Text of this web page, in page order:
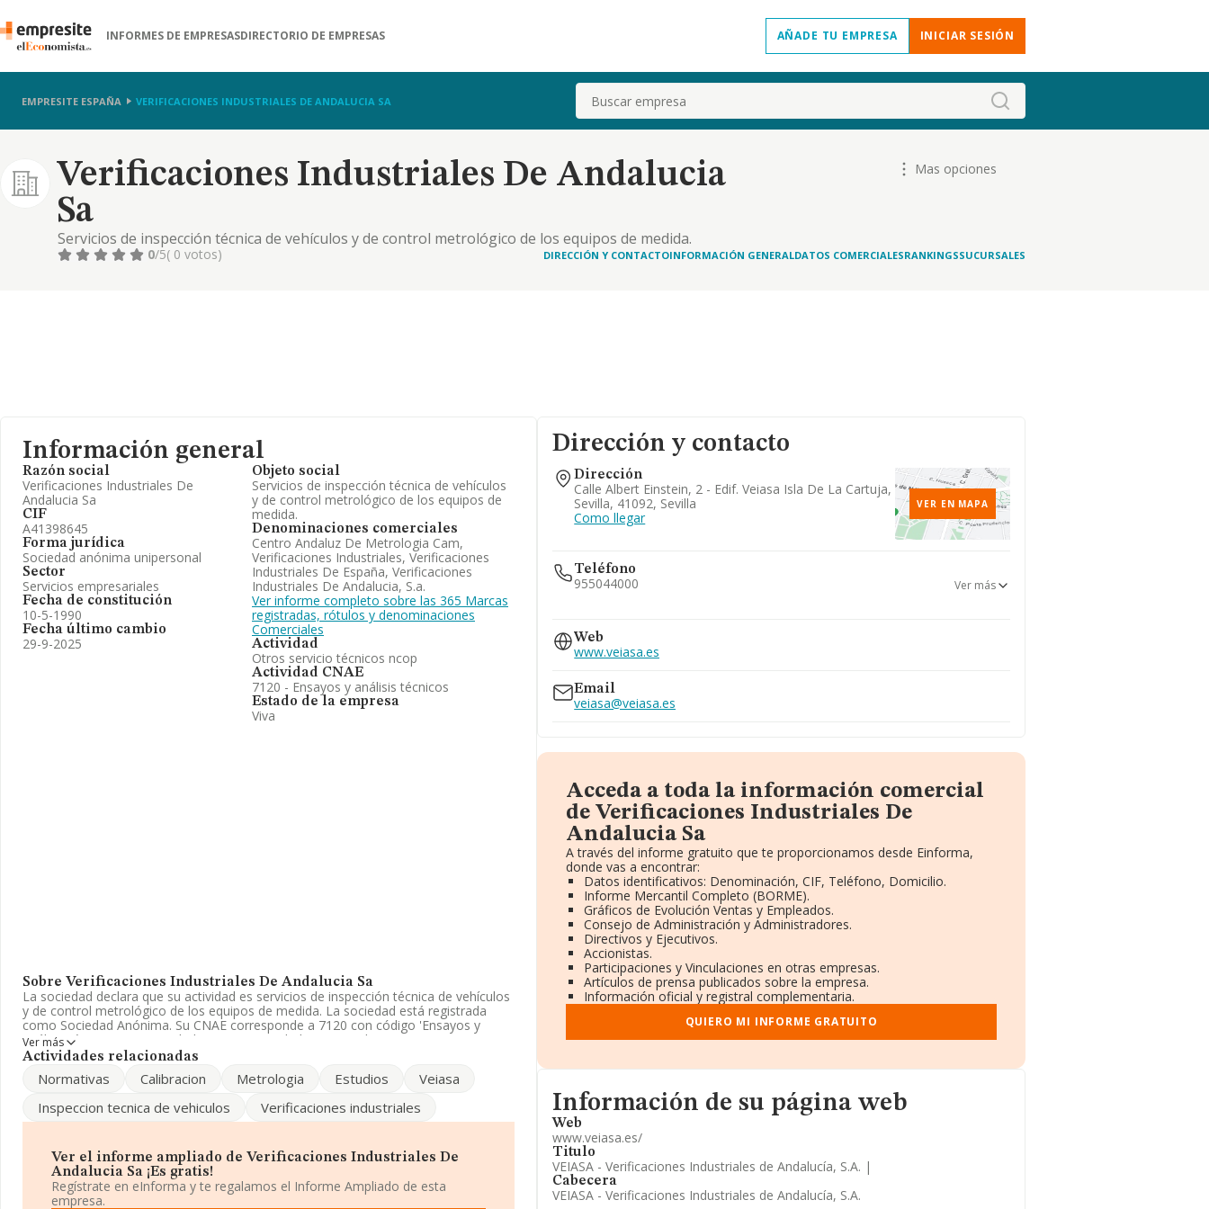
INFORMES DE EMPRESASDIRECTORIO DE EMPRESAS AÑADE TU EMPRESA INICIAR SESIÓN
EMPRESITE ESPAÑA VERIFICACIONES INDUSTRIALES DE ANDALUCIA SA Buscar
Verificaciones Industriales De Andalucia
Sa
Servicios de inspección técnica de vehículos y de control metrológico de los equipos de medida.
Mas opciones
0/5( 0 votos) DIRECCIÓN Y CONTACTOINFORMACIÓN GENERALDATOS COMERCIALESRANKINGSSUCURSALES
Información general
Razón social
Verificaciones Industriales De
Andalucia Sa
CIF
A41398645
Forma jurídica
Sociedad anónima unipersonal
Sector
Servicios empresariales
Fecha de constitución
10-5-1990
Fecha último cambio
29-9-2025
Objeto social
Servicios de inspección técnica de vehículos
y de control metrológico de los equipos de
medida.
Denominaciones comerciales
Centro Andaluz De Metrologia Cam,
Verificaciones Industriales, Verificaciones
Industriales De España, Verificaciones
Industriales De Andalucia, S.a.
Ver informe completo sobre las 365 Marcas
registradas, rótulos y denominaciones
Comerciales
Actividad
Otros servicio técnicos ncop
Actividad CNAE
7120 - Ensayos y análisis técnicos
Estado de la empresa
Viva
Sobre Verificaciones Industriales De Andalucia Sa
La sociedad declara que su actividad es servicios de inspección técnica de vehículos
y de control metrológico de los equipos de medida. La sociedad está registrada
como Sociedad Anónima. Su CNAE corresponde a 7120 con código 'Ensayos y
análisis técnicos'. La sociedad no tiene actividad en mercados exteriores.
disponible en INFORMA, ha dispuesto de un número de empleados por encima de
Dentro del ranking de empresas elaborado por INFORMA, atendiendo a los niveles
posición de líder en el ranking de sectores, instalándose en el puesto 1. El ranking
coloca la empresa antes deApplus Iteuve Technology S.L
. En el ranking nacional, ha retrocedido 258 puestos, pasando de la posición
2.240 a 2.498. Se encuentran en una mejor posición las siguientes empresas:
Ver más
Actividades relacionadas
Normativas Calibracion Metrologia Estudios
Veiasa
Inspeccion tecnica de vehiculos
Verificaciones industriales
Ver el informe ampliado de Verificaciones Industriales De
Andalucia Sa ¡Es gratis!
Regístrate en eInforma y te regalamos el Informe Ampliado de esta
empresa.
Dirección y contacto
Dirección
Calle Albert Einstein, 2 - Edif. Veiasa Isla De La Cartuja,
Sevilla, 41092, Sevilla
Como llegar
VER EN MAPA
Teléfono
955044000
955044070
955044068
Ver más
Web
www.veiasa.es
Email
veiasa@veiasa.es
Acceda a toda la información comercial
de Verificaciones Industriales De
Andalucia Sa
A través del informe gratuito que te proporcionamos desde Einforma,
donde vas a encontrar:
Datos identificativos: Denominación, CIF, Teléfono, Domicilio.
Informe Mercantil Completo (BORME).
Gráficos de Evolución Ventas y Empleados.
Consejo de Administración y Administradores.
Directivos y Ejecutivos.
Accionistas.
Participaciones y Vinculaciones en otras empresas.
Artículos de prensa publicados sobre la empresa.
Información oficial y registral complementaria.
QUIERO MI INFORME GRATUITO
Informacion de su página web
Información de su página web
Web
www.veiasa.es/
Titulo
VEIASA - Verificaciones Industriales de Andalucía, S.A. |
Cabecera
VEIASA - Verificaciones Industriales de Andalucía, S.A.